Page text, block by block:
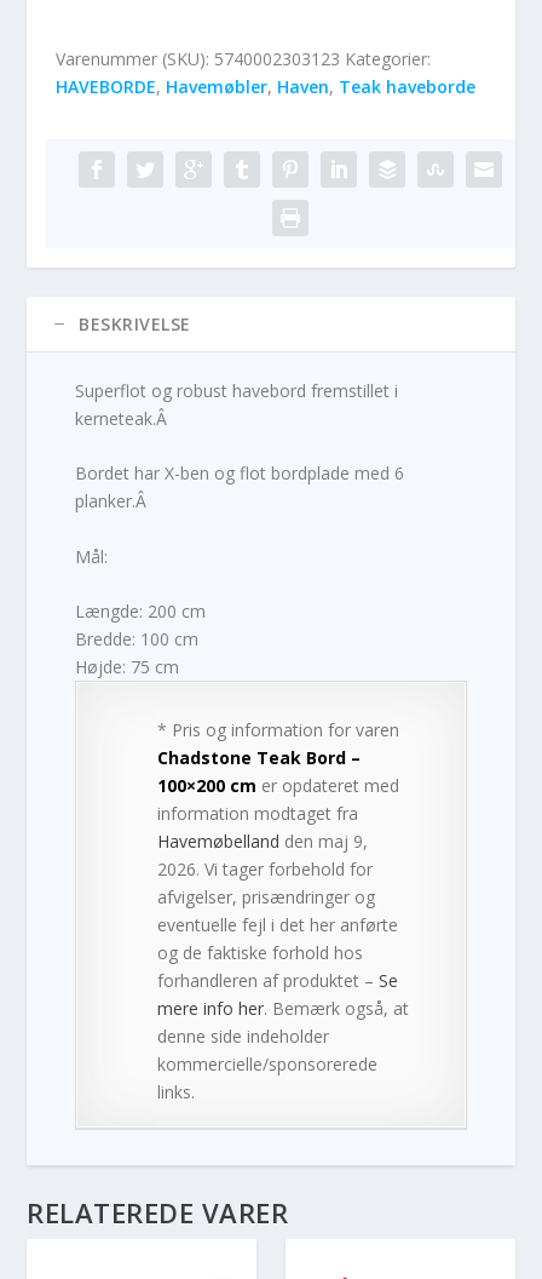
Varenummer (SKU): 5740002303123 Kategorier:
HAVEBORDE, Havemøbler, Haven, Teak haveborde
BESKRIVELSE
Superflot og robust havebord fremstillet i
kerneteak.Â
Bordet har X-ben og flot bordplade med 6
planker.Â
Mål:
Længde: 200 cm
Bredde: 100 cm
Højde: 75 cm
* Pris og information for varen
Chadstone Teak Bord –
100×200 cm er opdateret med
information modtaget fra
Havemøbelland den maj 9,
2026. Vi tager forbehold for
afvigelser, prisændringer og
eventuelle fejl i det her anførte
og de faktiske forhold hos
forhandleren af produktet –Se
mere info her. Bemærk også, at
denne side indeholder
kommercielle/sponsorerede
links.
RELATEREDE VARER